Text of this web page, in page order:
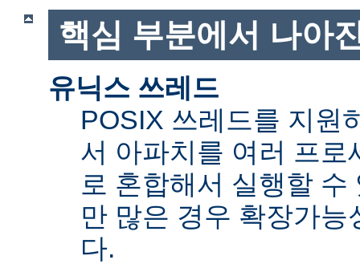
핵심 부분에서 나아
유닉스 쓰레드
POSIX 쓰레드를 지원
서 아파치를 여러 프로
로 혼합해서 실행할
만 많은 경우 확장가
다.